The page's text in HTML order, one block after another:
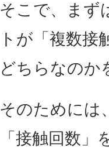
そこで、まず
トが「複数
どちらなのか
そのためには
「接触回数」